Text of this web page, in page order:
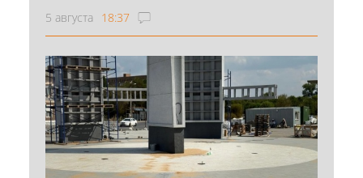
5 августа 18:37